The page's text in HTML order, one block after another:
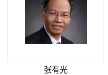
张有光